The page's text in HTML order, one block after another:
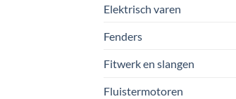
Elektrisch varen
Fenders
Fitwerk en slangen
Fluistermotoren